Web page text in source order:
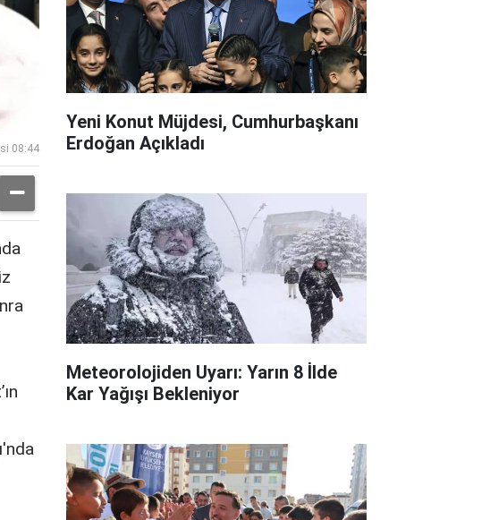
08:44
Yeni Konut Müjdesi, Cumhurbaşkanı
Erdoğan Açıkladı
Meteorolojiden Uyarı: Yarın 8 İlde
Kar Yağışı Bekleniyor